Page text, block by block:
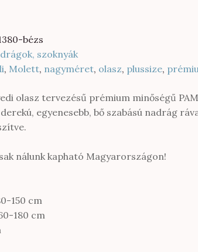
bézs
szoknyák
, Molett, nagyméret, olasz, plussize,
olasz tervezésű prémium minőségű
egyenesebb, bő szabású nadrág
nálunk kapható Magyarországon!
150 cm
180 cm